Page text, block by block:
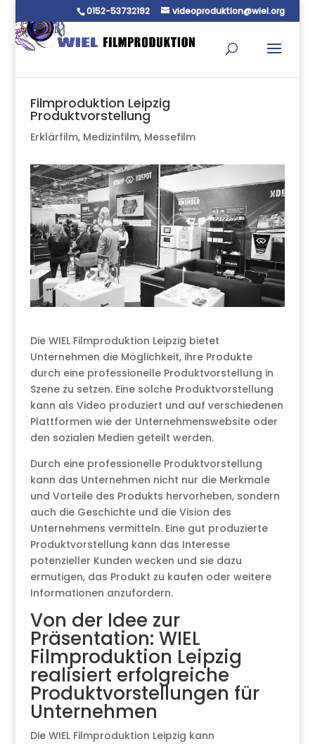
0152-53732192 videoproduktion@wiel.org
Filmproduktion Leipzig
Produktvorstellung
Erklärfilm, Medizinfilm, Messefilm
Die WIEL Filmproduktion Leipzig bietet
Unternehmen die Möglichkeit, ihre Produkte
durch eine professionelle Produktvorstellung in
Szene zu setzen. Eine solche Produktvorstellung
kann als Video produziert und auf verschiedenen
Plattformen wie der Unternehmenswebsite oder
den sozialen Medien geteilt werden.
Durch eine professionelle Produktvorstellung
kann das Unternehmen nicht nur die Merkmale
und Vorteile des Produkts hervorheben, sondern
auch die Geschichte und die Vision des
Unternehmens vermitteln. Eine gut produzierte
Produktvorstellung kann das Interesse
potenzieller Kunden wecken und sie dazu
ermutigen, das Produkt zu kaufen oder weitere
Informationen anzufordern.
Von der Idee zur
Präsentation: WIEL
Filmproduktion Leipzig
realisiert erfolgreiche
Produktvorstellungen für
Unternehmen
Die WIEL Filmproduktion Leipzig kann